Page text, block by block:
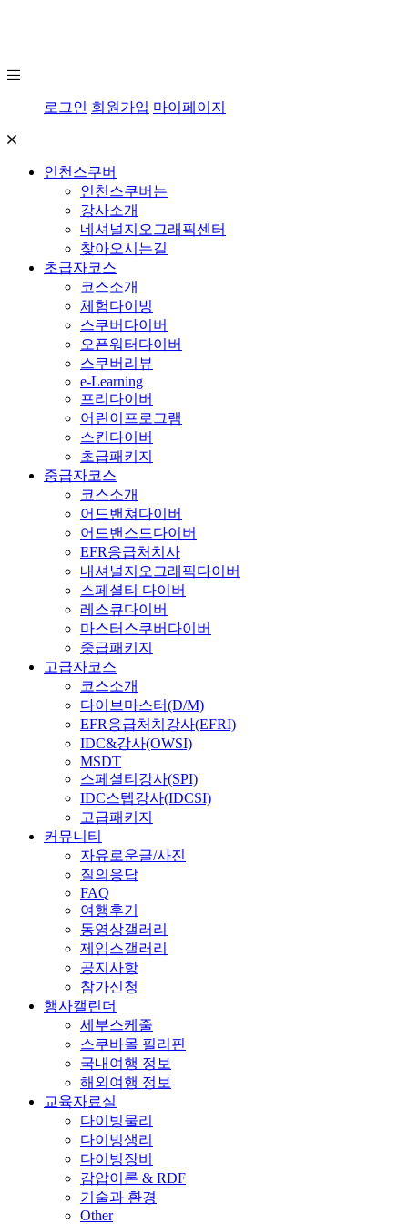
로그인 회원가입 마이페이지
인천스쿠버
인천스쿠버는
강사소개
네셔널지오그래픽센터
찾아오시는길
초급자코스
코스소개
체험다이빙
스쿠버다이버
오픈워터다이버
스쿠버리뷰
e-Learning
프리다이버
어린이프로그램
스킨다이버
초급패키지
중급자코스
코스소개
어드밴쳐다이버
어드밴스드다이버
EFR응급처치사
내셔널지오그래픽다이버
스페셜티 다이버
레스큐다이버
마스터스쿠버다이버
중급패키지
고급자코스
코스소개
다이브마스터(D/M)
EFR응급처치강사(EFRI)
IDC&강사(OWSI)
MSDT
스페셜티강사(SPI)
IDC스텝강사(IDCSI)
고급패키지
커뮤니티
자유로운글/사진
질의응답
FAQ
여행후기
동영상갤러리
제임스갤러리
공지사항
참가신청
행사캘린더
세부스케줄
스쿠바몰 필리핀
국내여행 정보
해외여행 정보
교육자료실
다이빙물리
다이빙생리
다이빙장비
감압이론 & RDF
기술과 환경
Other